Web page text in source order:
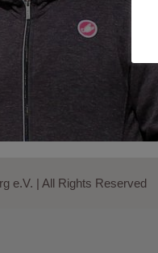
e.V. | All Rights Reserved